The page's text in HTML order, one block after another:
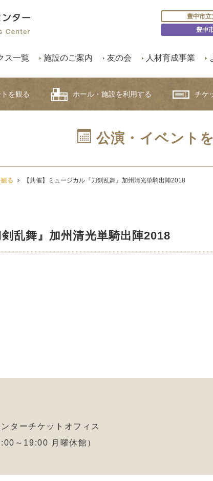
豊中市
豊中
ス一覧 施設のご案内 友の会 人材育成事業
を観る ホール・施設を利用する チケ
公演・イベント
る 【共催】ミュージカル『刀剣乱舞』加州清光単騎出陣2018
乱舞』加州清光単騎出陣2018
ターチケットオフィス
～19:00 月曜休館）